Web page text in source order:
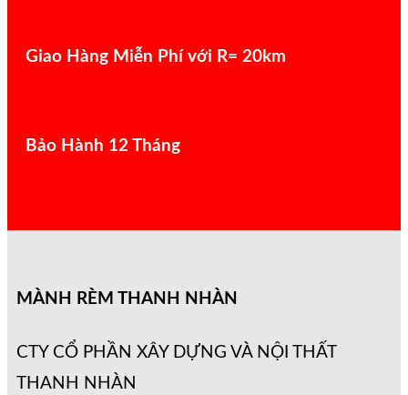
Giao Hàng Miễn Phí với R= 20km
Bảo Hành 12 Tháng
MÀNH RÈM THANH NHÀN
CTY CỔ PHẦN XÂY DỰNG VÀ NỘI THẤT
THANH NHÀN